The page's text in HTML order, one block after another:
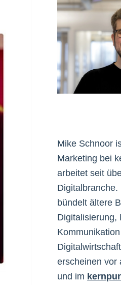
Mike Schnoor
Marketing bei
arbeitet seit
bündelt ältere
Digitalisierung,
erscheinen vor
und im